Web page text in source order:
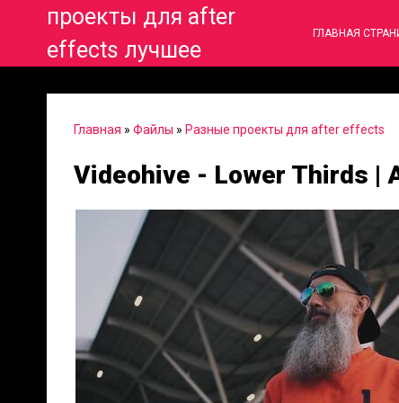
проекты для after
effects лучшее
ГЛАВНАЯ
Главная » Файлы » Разные проекты для after effects
Videohive - Lower Thirds |